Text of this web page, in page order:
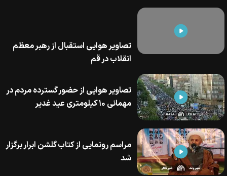
تصاویر هوایی استقبال از رهبر معظم
انقلاب در قم
تصاویر هوایی از حضور گسترده مردم در
مهمانی ۱۰ کیلومتری عید غدیر
مراسم رونمایی از کتاب گلشن ابرار برگزار
شد